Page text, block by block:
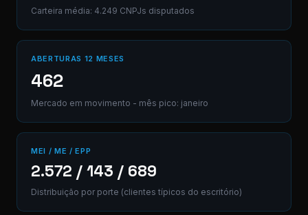
Carteira média: 4.249 CNPJs disputados
ABERTURAS 12 MESES
462
Mercado em movimento - mês pico: janeiro
MEI / ME / EPP
2.572 / 143 / 689
Distribuição por porte (clientes típicos do escritório)